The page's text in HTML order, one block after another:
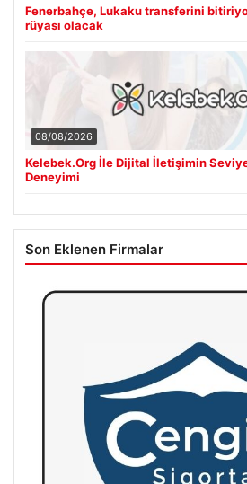
Fenerbahçe, Lukaku transferini
rüyası olacak
08/08/2026
Kelebek.Org İle Dijital İletişimin
Deneyimi
Son Eklenen Firmalar